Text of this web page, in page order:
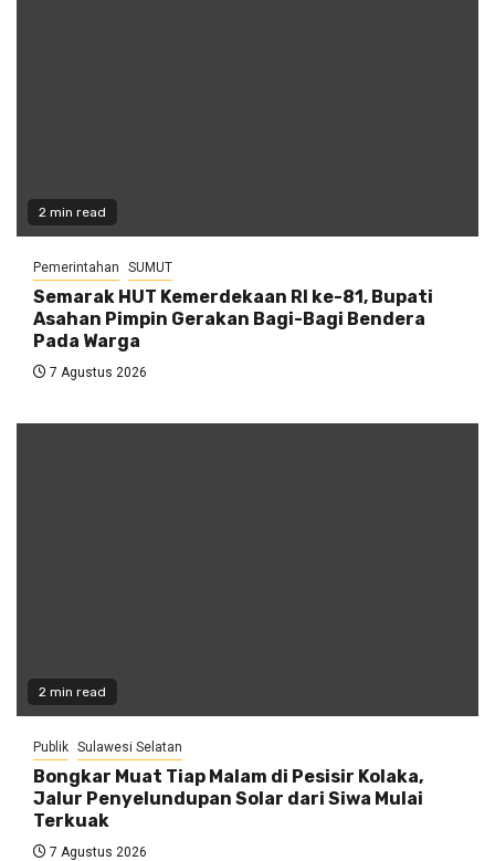
2 min read
Pemerintahan SUMUT
Semarak HUT Kemerdekaan RI ke-81, Bupati
Asahan Pimpin Gerakan Bagi-Bagi Bendera
Pada Warga
7 Agustus 2026
2 min read
Publik Sulawesi Selatan
Bongkar Muat Tiap Malam di Pesisir Kolaka,
Jalur Penyelundupan Solar dari Siwa Mulai
Terkuak
7 Agustus 2026